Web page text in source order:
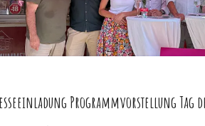
Programmvorstellung Tag